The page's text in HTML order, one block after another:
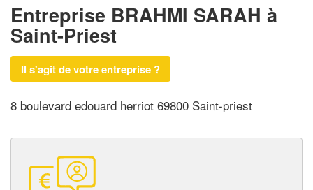
Entreprise BRAHMI SARAH à
Saint-Priest
Il s'agit de votre entreprise ?
8 boulevard edouard herriot 69800 Saint-priest